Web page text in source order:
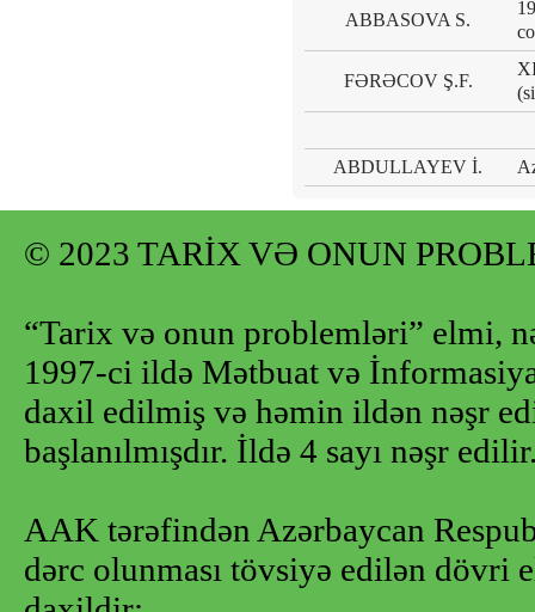
ABBASOVA S.
FƏRƏCOV Ş.F.
ABDULLAYEV İ.
© 2023 TARİX VƏ ONUN
“Tarix və onun problemləri” elmi,
1997-ci ildə Mətbuat və
daxil edilmiş və həmin ildən nəşr
başlanılmışdır. İldə 4 sayı nəşr
AAK tərəfindən Azərbaycan
dərc olunması tövsiyə edilən dövri